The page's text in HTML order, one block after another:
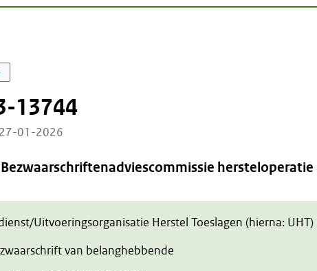
13744
01-2026
hersteloperatie
Uitvoeringsorganisatie Herstel Toeslagen (hierna: UHT)
van belanghebbende